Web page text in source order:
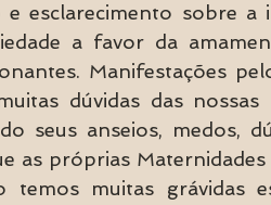
e esclarecimento sobre
a favor da
Manifestações
dúvidas das
seus anseios, medos,
as próprias
muitas grávidas